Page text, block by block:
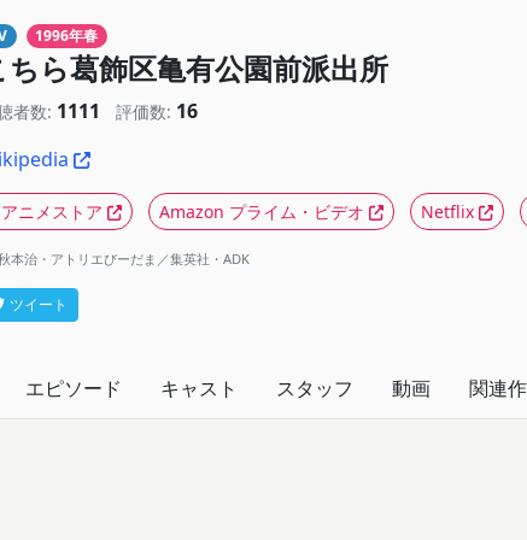
1996年春
ちら葛飾区亀有公園前派出所
者数: 1111 評価数: 16
ニメストア Amazon プライム・ビデオ Netflix
本治・アトリエびーだま／集英社・ADK
ツイート
エピソード キャスト スタッフ 動画 関連